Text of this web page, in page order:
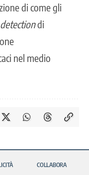
di come gli
detectiondi
nel medio
COLLABORA